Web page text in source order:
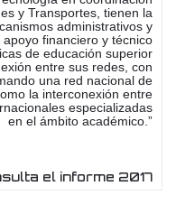
y Transportes, tienen la
administrativos y
financiero y técnico
de educación superior
entre sus redes, con
una red nacional de
la interconexión entre
especializadas
en el ámbito académico.”
el informe 2017